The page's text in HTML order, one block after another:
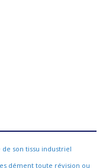
de son tissu industriel
dément toute révision ou